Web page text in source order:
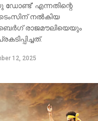
പുറത്ത്
മഹേഷ്
ഹൈലൈറ്റ്.
മഹേഷ് ബാബു
60,000-
മുഴക്കി വരവേറ്റു.
ഡോണ്ട്’ എന്നതിന്റെ
നല്‍കിയ
രാജമൗലിയെയും
12, 2025